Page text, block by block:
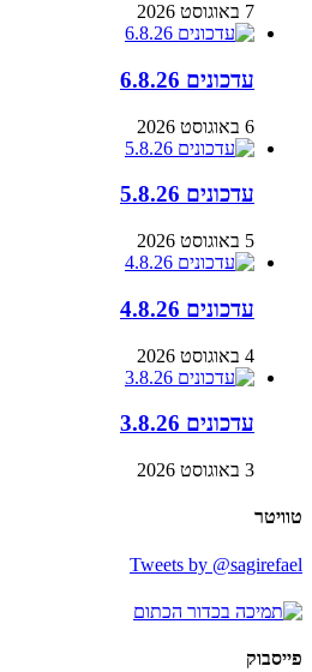
7 באוגוסט 2026
עדכונים 6.8.26
6 באוגוסט 2026
עדכונים 5.8.26
5 באוגוסט 2026
עדכונים 4.8.26
4 באוגוסט 2026
עדכונים 3.8.26
3 באוגוסט 2026
טוויטר
Tweets by @sagirefael
פייסבוק